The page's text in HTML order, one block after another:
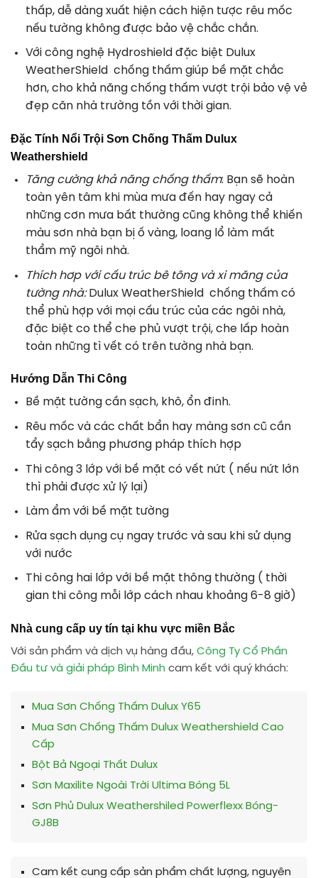
thấp, dễ dàng xuất hiện cách hiện tược rêu mốc
nếu tường không được bảo vệ chắc chắn.
Với công nghệ Hydroshield đặc biệt Dulux
WeatherShield chống thấm giúp bề mặt chắc
hơn, cho khả năng chống thấm vượt trội bảo vệ vẻ
đẹp căn nhà trường tồn với thời gian.
Đặc Tính Nổi Trội Sơn Chống Thấm Dulux
Weathershield
Tăng cường khả năng chống thấm: Bạn sẽ hoàn
toàn yên tâm khi mùa mưa đến hay ngay cả
những cơn mưa bất thường cũng không thể khiến
màu sơn nhà bạn bị ố vàng, loang lổ làm mất
thẩm mỹ ngôi nhà.
Thích hơp với cấu trúc bê tông và xi măng của
tường nhà: Dulux WeatherShield chống thấm có
thể phù hợp với mọi cấu trúc của các ngôi nhà,
đặc biệt co thể che phủ vượt trội, che lấp hoàn
toàn những tì vết có trên tường nhà bạn.
Hướng Dẫn Thi Công
Bề mặt tường cần sạch, khô, ổn đinh.
Rêu mốc và các chất bẩn hay màng sơn cũ cần
tẩy sạch bằng phương pháp thích hợp
Thi công 3 lớp với bề mặt có vết nứt ( nếu nứt lớn
thì phải được xử lý lại)
Làm ẩm với bề mặt tường
Rửa sạch dụng cụ ngay trước và sau khi sử dụng
với nước
Thi công hai lớp với bề mặt thông thường ( thời
gian thi công mỗi lớp cách nhau khoảng 6-8 giờ)
Nhà cung cấp uy tín tại khu vực miền Bắc
Với sản phẩm và dịch vụ hàng đầu, Công Ty Cổ Phần
Đầu tư và giải pháp Bình Minh cam kết với quý khách:
Mua Sơn Chống Thấm Dulux Y65
Mua Sơn Chống Thấm Dulux Weathershield Cao
Cấp
Bột Bả Ngoại Thất Dulux
Sơn Maxilite Ngoài Trời Ultima Bóng 5L
Sơn Phủ Dulux Weathershiled Powerflexx Bóng-
GJ8B
Cam kết cung cấp sản phẩm chất lượng, nguyên